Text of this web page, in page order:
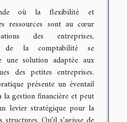
où la flexibilité et
ressources sont au cœur
des entreprises,
de la comptabilité se
une solution adaptée aux
des petites entreprises.
présente un éventail
la gestion financière et peut
levier stratégique pour la